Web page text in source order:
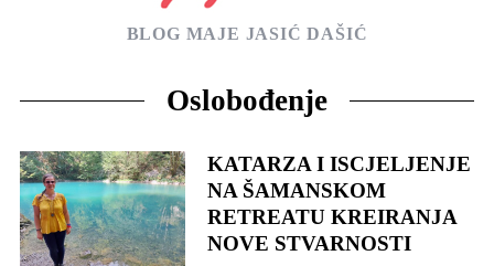
BLOG MAJE JASIĆ DAŠIĆ
Oslobođenje
KATARZA I ISCJELJENJE
NA ŠAMANSKOM
RETREATU KREIRANJA
NOVE STVARNOSTI